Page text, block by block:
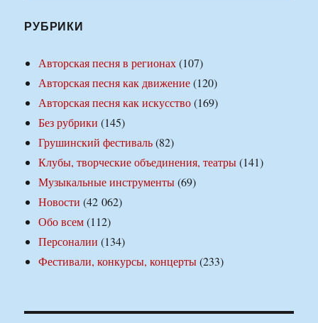
РУБРИКИ
Авторская песня в регионах(107)
Авторская песня как движение(120)
Авторская песня как искусство(169)
Без рубрики (145)
Грушинский фестиваль(82)
Клубы, творческие объединения, театры(141)
Музыкальные инструменты(69)
Новости (42 062)
Обо всем(112)
Персоналии (134)
Фестивали, конкурсы, концерты(233)